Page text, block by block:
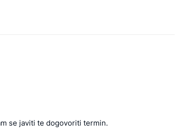
se javiti te dogovoriti termin.